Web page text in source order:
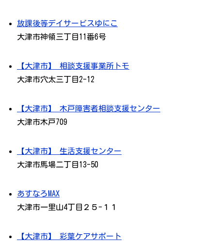
放課後等デイサービスゆにこ
大津市神領三丁目11番6号
【大津市】 相談支援事業所トモ
大津市穴太三丁目2-12
【大津市】 木戸障害者相談支援センター
大津市木戸709
【大津市】 生活支援センター
大津市馬場二丁目13-50
あすなろMAX
大津市一里山4丁目２５-１１
【大津市】 彩葉ケアサポート